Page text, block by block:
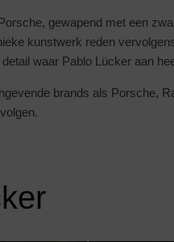
gewapend met een
kunstwerk reden
waar Pablo Lücker aan
brands als Porsche,